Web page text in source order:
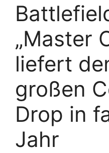
„Master
liefert
großen
Drop in
Jahr